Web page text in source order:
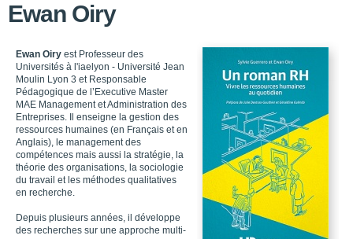
Ewan Oiry
Ewan Oiry est Professeur des
Universités à l'iaelyon - Université Jean
Moulin Lyon 3 et Responsable
Pédagogique de l’Executive Master
MAE Management et Administration des
Entreprises. Il enseigne la gestion des
ressources humaines (en Français et en
Anglais), le management des
compétences mais aussi la stratégie, la
théorie des organisations, la sociologie
du travail et les méthodes qualitatives
en recherche.
Depuis plusieurs années, il développe
des recherches sur une approche multi-